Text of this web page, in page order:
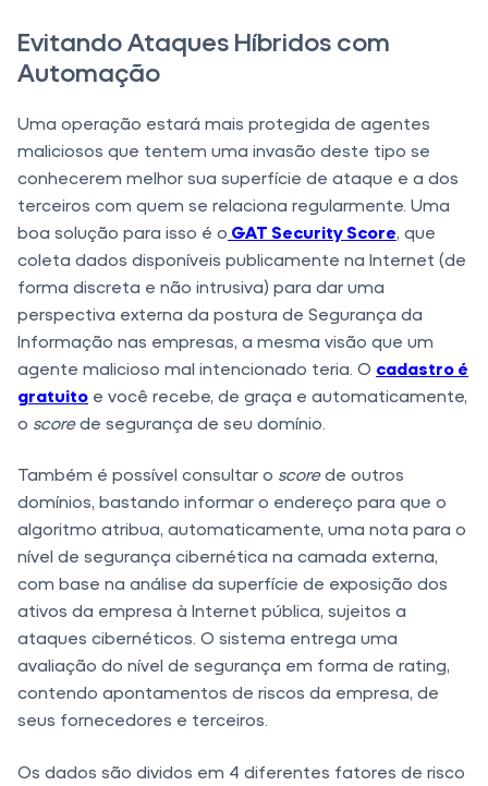
Evitando Ataques Híbridos com
Automação
Uma operação estará mais protegida de agentes
maliciosos que tentem uma invasão deste tipo se
conhecerem melhor sua superfície de ataque e a dos
terceiros com quem se relaciona regularmente. Uma
boa solução para isso é o GAT Security Score, que
coleta dados disponíveis publicamente na Internet (de
forma discreta e não intrusiva) para dar uma
perspectiva externa da postura de Segurança da
Informação nas empresas, a mesma visão que um
agente malicioso mal intencionado teria. O cadastro é
gratuito e você recebe, de graça e automaticamente,
o scorede segurança de seu domínio.
Também é possível consultar o scorede outros
domínios, bastando informar o endereço para que o
algoritmo atribua, automaticamente, uma nota para o
nível de segurança cibernética na camada externa,
com base na análise da superfície de exposição dos
ativos da empresa à Internet pública, sujeitos a
ataques cibernéticos. O sistema entrega uma
avaliação do nível de segurança em forma de rating,
contendo apontamentos de riscos da empresa, de
seus fornecedores e terceiros.
Os dados são dividos em 4 diferentes fatores de risco